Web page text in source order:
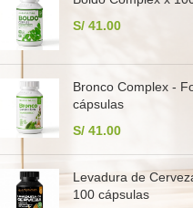
S/ 41.00
Bronco Complex -
cápsulas
S/ 41.00
Levadura de
100 cápsulas